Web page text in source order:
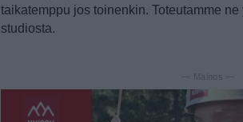
taikatemppu jos toinenkin. Toteutamme
studiosta.
— Mainos —